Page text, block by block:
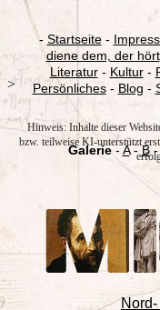
- Startseite-
diene dem, der hört
Literatur- Kultur-
Persönliches- Blog -
Galerie-A-B
>
Hinweis: Inhalte dieser
bzw. teilweise KI-unterstützt